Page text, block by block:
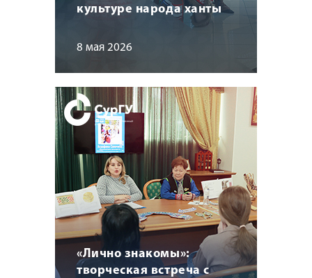
культуре народа ханты
8 мая 2026
«Лично знакомы»:
творческая встреча с